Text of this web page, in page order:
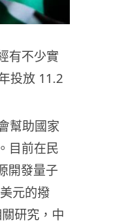
有不少實
投放 11.2
幫助國家
目前在民
開發量子
元的撥
研究，中